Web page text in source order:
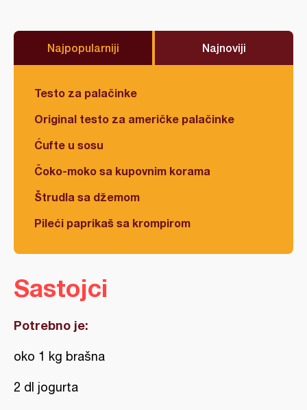
Najpopularniji Najnoviji
Testo za palačinke
Original testo za američke palačinke
Ćufte u sosu
Čoko-moko sa kupovnim korama
Štrudla sa džemom
Pileći paprikaš sa krompirom
Sastojci
Potrebno je:
oko 1 kg brašna
2 dl jogurta